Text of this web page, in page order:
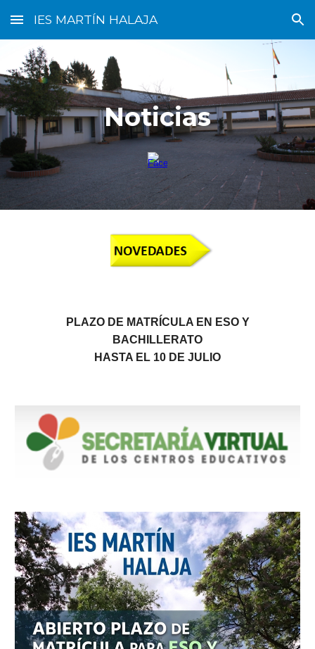
Skip to main content Skip to navigation
IES MARTÍN HALAJA
Noticias
PLAZO DE MATRÍCULA EN ESO Y
BACHILLERATO
HASTA EL 10 DE JULIO